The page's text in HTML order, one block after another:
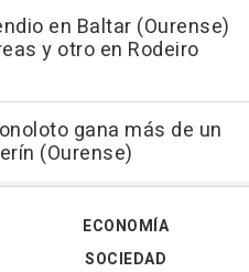
en Baltar (Ourense)
y otro en Rodeiro
gana más de un
(Ourense)
ECONOMÍA
SOCIEDAD